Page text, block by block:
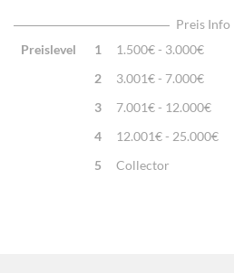
Traditionelle Machart
Preis Info
Preislevel
1
1.500€ - 3.000€
2
3.001€ - 7.000€
3
7.001€ - 12.000€
4
12.001€ - 25.000€
5
Collector